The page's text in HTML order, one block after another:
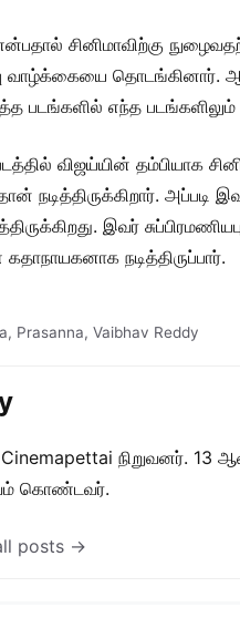
சினிமாவிற்கு
வாழ்க்கையை
படங்களில் எந்த
விஜய்யின் தம்பியாக
நடித்திருக்கிறார்.
இவர்
நடித்திருப்பார்.
, Prasanna, Vaibhav Reddy
நிறுவனர். 13
கொண்டவர்.
posts →